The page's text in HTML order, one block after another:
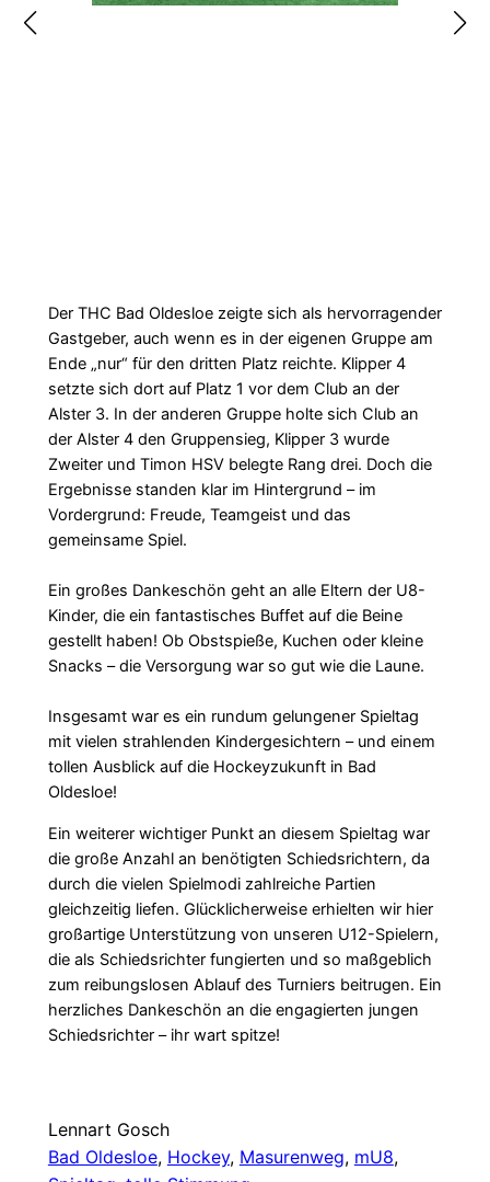
Der THC Bad Oldesloe zeigte sich als hervorragender
Gastgeber, auch wenn es in der eigenen Gruppe am
Ende „nur“ für den dritten Platz reichte. Klipper 4
setzte sich dort auf Platz 1 vor dem Club an der
Alster 3. In der anderen Gruppe holte sich Club an
der Alster 4 den Gruppensieg, Klipper 3 wurde
Zweiter und Timon HSV belegte Rang drei. Doch die
Ergebnisse standen klar im Hintergrund – im
Vordergrund: Freude, Teamgeist und das
gemeinsame Spiel.
Ein großes Dankeschön geht an alle Eltern der U8-
Kinder, die ein fantastisches Buffet auf die Beine
gestellt haben! Ob Obstspieße, Kuchen oder kleine
Snacks – die Versorgung war so gut wie die Laune.
Insgesamt war es ein rundum gelungener Spieltag
mit vielen strahlenden Kindergesichtern – und einem
tollen Ausblick auf die Hockeyzukunft in Bad
Oldesloe!
Ein weiterer wichtiger Punkt an diesem Spieltag war
die große Anzahl an benötigten Schiedsrichtern, da
durch die vielen Spielmodi zahlreiche Partien
gleichzeitig liefen. Glücklicherweise erhielten wir hier
großartige Unterstützung von unseren U12-Spielern,
die als Schiedsrichter fungierten und so maßgeblich
zum reibungslosen Ablauf des Turniers beitrugen. Ein
herzliches Dankeschön an die engagierten jungen
Schiedsrichter – ihr wart spitze!
Lennart Gosch
Bad Oldesloe, Hockey, Masurenweg, mU8 ,